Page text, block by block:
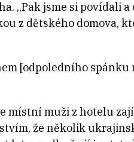
„Pak jsme si povídali
z dětského domova,
[odpoledního
místní muži z hotelu
že několik